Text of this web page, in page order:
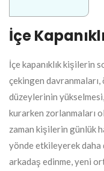
İçe
İçe kapanıklık kişilerin
çekingen
düzeylerinin
kurarken zorlanmaları
zaman kişilerin günlük
yönde etkileyerek daha
arkadaş edinme, yeni